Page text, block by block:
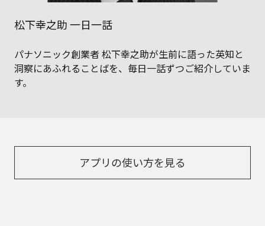
松下幸之助 一日一話
パナソニック創業者 松下幸之助が生前に語った英知と
洞察にあふれることばを、毎日一話ずつご紹介していま
す。
アプリの使い方を見る